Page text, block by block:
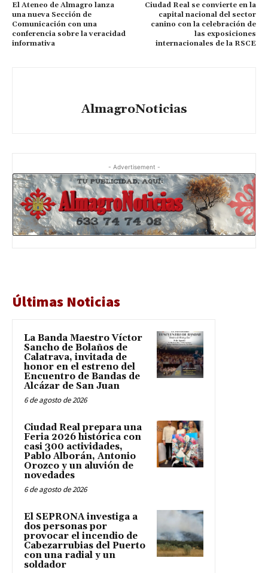
El Ateneo de Almagro lanza
una nueva Sección de
Comunicación con una
conferencia sobre la veracidad
informativa
Ciudad Real se convierte en la
capital nacional del sector
canino con la celebración de
las exposiciones
internacionales de la RSCE
AlmagroNoticias
- Advertisement -
Últimas Noticias
La Banda Maestro Víctor
Sancho de Bolaños de
Calatrava, invitada de
honor en el estreno del
Encuentro de Bandas de
Alcázar de San Juan
6 de agosto de 2026
Ciudad Real prepara una
Feria 2026 histórica con
casi 300 actividades,
Pablo Alborán, Antonio
Orozco y un aluvión de
novedades
6 de agosto de 2026
El SEPRONA investiga a
dos personas por
provocar el incendio de
Cabezarrubias del Puerto
con una radial y un
soldador